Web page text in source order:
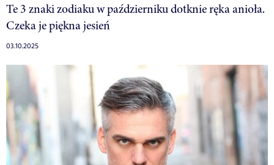
Te 3 znaki zodiaku w październiku dotknie ręka anioła.
Czeka je piękna jesień
03.10.2025